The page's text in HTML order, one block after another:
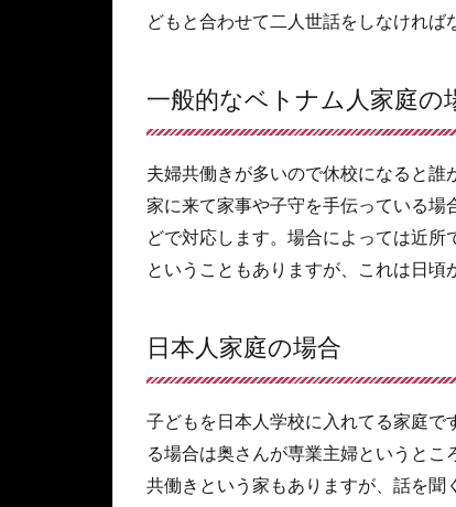
どもと合わせて二人世話をしなければ
一般的なベトナム人家庭の
夫婦共働きが多いので休校になると
家に来て家事や子守を手伝っている場
どで対応します。場合によっては近
ということもありますが、これは日頃
日本人家庭の場合
子どもを日本人学校に入れてる家庭で
る場合は奥さんが専業主婦というと
共働きという家もありますが、話を聞